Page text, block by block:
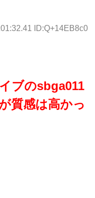
ID:Q+14EB8c0
ブのsbga011
質感は高かっ